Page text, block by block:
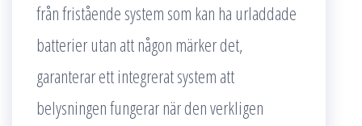
från fristående system som kan ha urladdade
batterier utan att någon märker det,
garanterar ett integrerat system att
belysningen fungerar när den verkligen